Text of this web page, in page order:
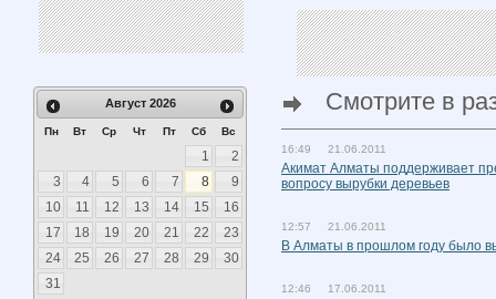
Август 2026
Пн Вт Ср Чт Пт Сб Вс
1
2
3
4 5 6 7 8
9
10
11 12 13 14 15
16
17
18 19 20 21 22
23
24
25 26 27 28 29
30
31
Смотрите в
16:49 21.06.2011
Акимат Алматы поддерживает
вопросу вырубки деревьев
12:57 21.06.2011
В Алматы в прошлом году было
12:46 17.06.2011